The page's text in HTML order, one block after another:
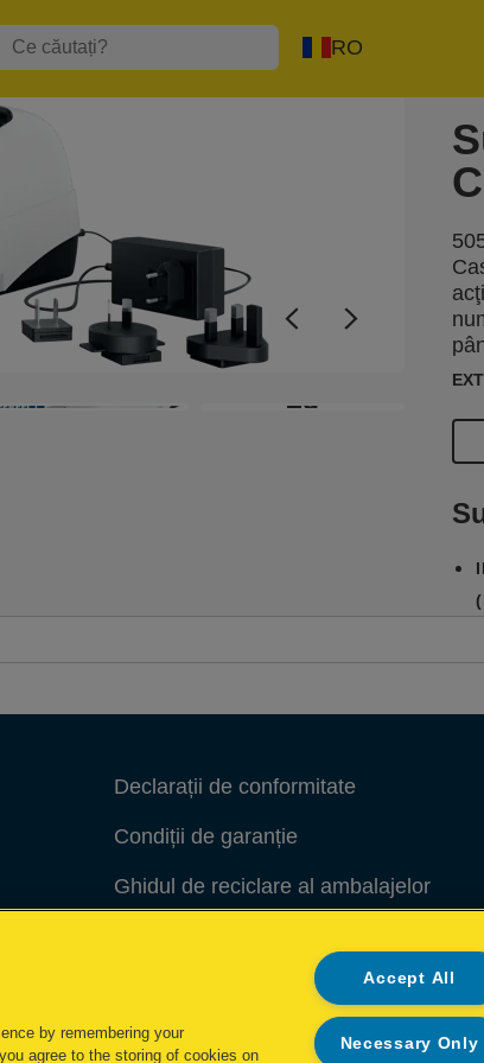
RO
+9
Declarații de conformitate
Condiții de garanție
Ghidul de reciclare al ambalajelor
by remembering your
agree to the storing of cookies on
Accept All
Necessary Only